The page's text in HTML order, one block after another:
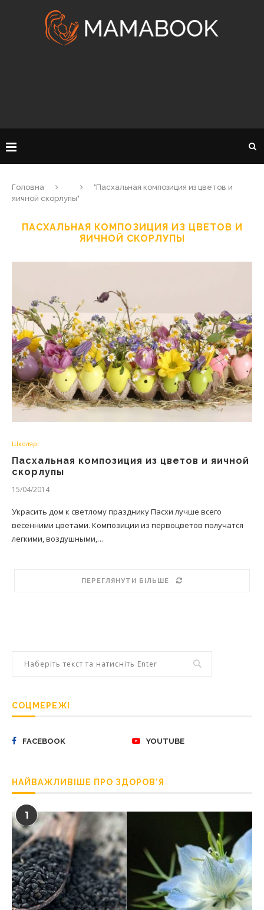
Головна
"Пасхальная композиция из цветов и
яичной скорлупы"
ПАСХАЛЬНАЯ КОМПОЗИЦИЯ ИЗ ЦВЕТОВ И
ЯИЧНОЙ СКОРЛУПЫ
Школярі
Пасхальная композиция из цветов и яичной
скорлупы
15/04/2014
Украсить дом к светлому празднику Пасхи лучше всего
весенними цветами. Композиции из первоцветов получатся
легкими, воздушными,…
ПЕРЕГЛЯНУТИ БІЛЬШЕ
СОЦМЕРЕЖІ
FACEBOOK YOUTUBE
НАЙВАЖЛИВІШЕ ПРО ЗДОРОВ’Я
1